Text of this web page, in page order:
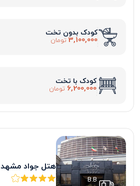
کودک بدون تخت
3,100,000 تومان
کودک با تخت
6,200,000 تومان
B.B
هتل جواد مشهد